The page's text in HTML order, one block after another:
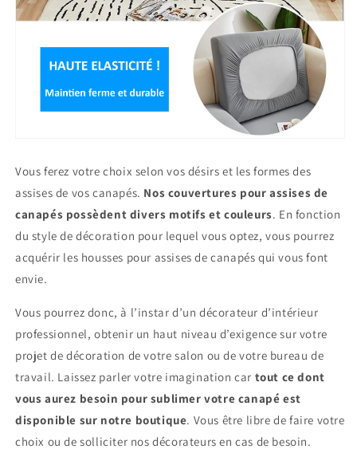
Vous ferez votre choix selon vos désirs et les formes des
assises de vos canapés. Nos couvertures pour assises de
canapés possèdent divers motifs et couleurs. En fonction
du style de décoration pour lequel vous optez, vous pourrez
acquérir les housses pour assises de canapés qui vous font
envie.
Vous pourrez donc, à l’instar d’un décorateur d’intérieur
professionnel, obtenir un haut niveau d’exigence sur votre
projet de décoration de votre salon ou de votre bureau de
travail. Laissez parler votre imagination car tout ce dont
vous aurez besoin pour sublimer votre canapé est
disponible sur notre boutique. Vous être libre de faire votre
choix ou de solliciter nos décorateurs en cas de besoin.